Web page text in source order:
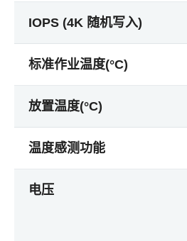
IOPS (4K 随机写入)
标准作业温度(°C)
放置温度(°C)
温度感测功能
电压